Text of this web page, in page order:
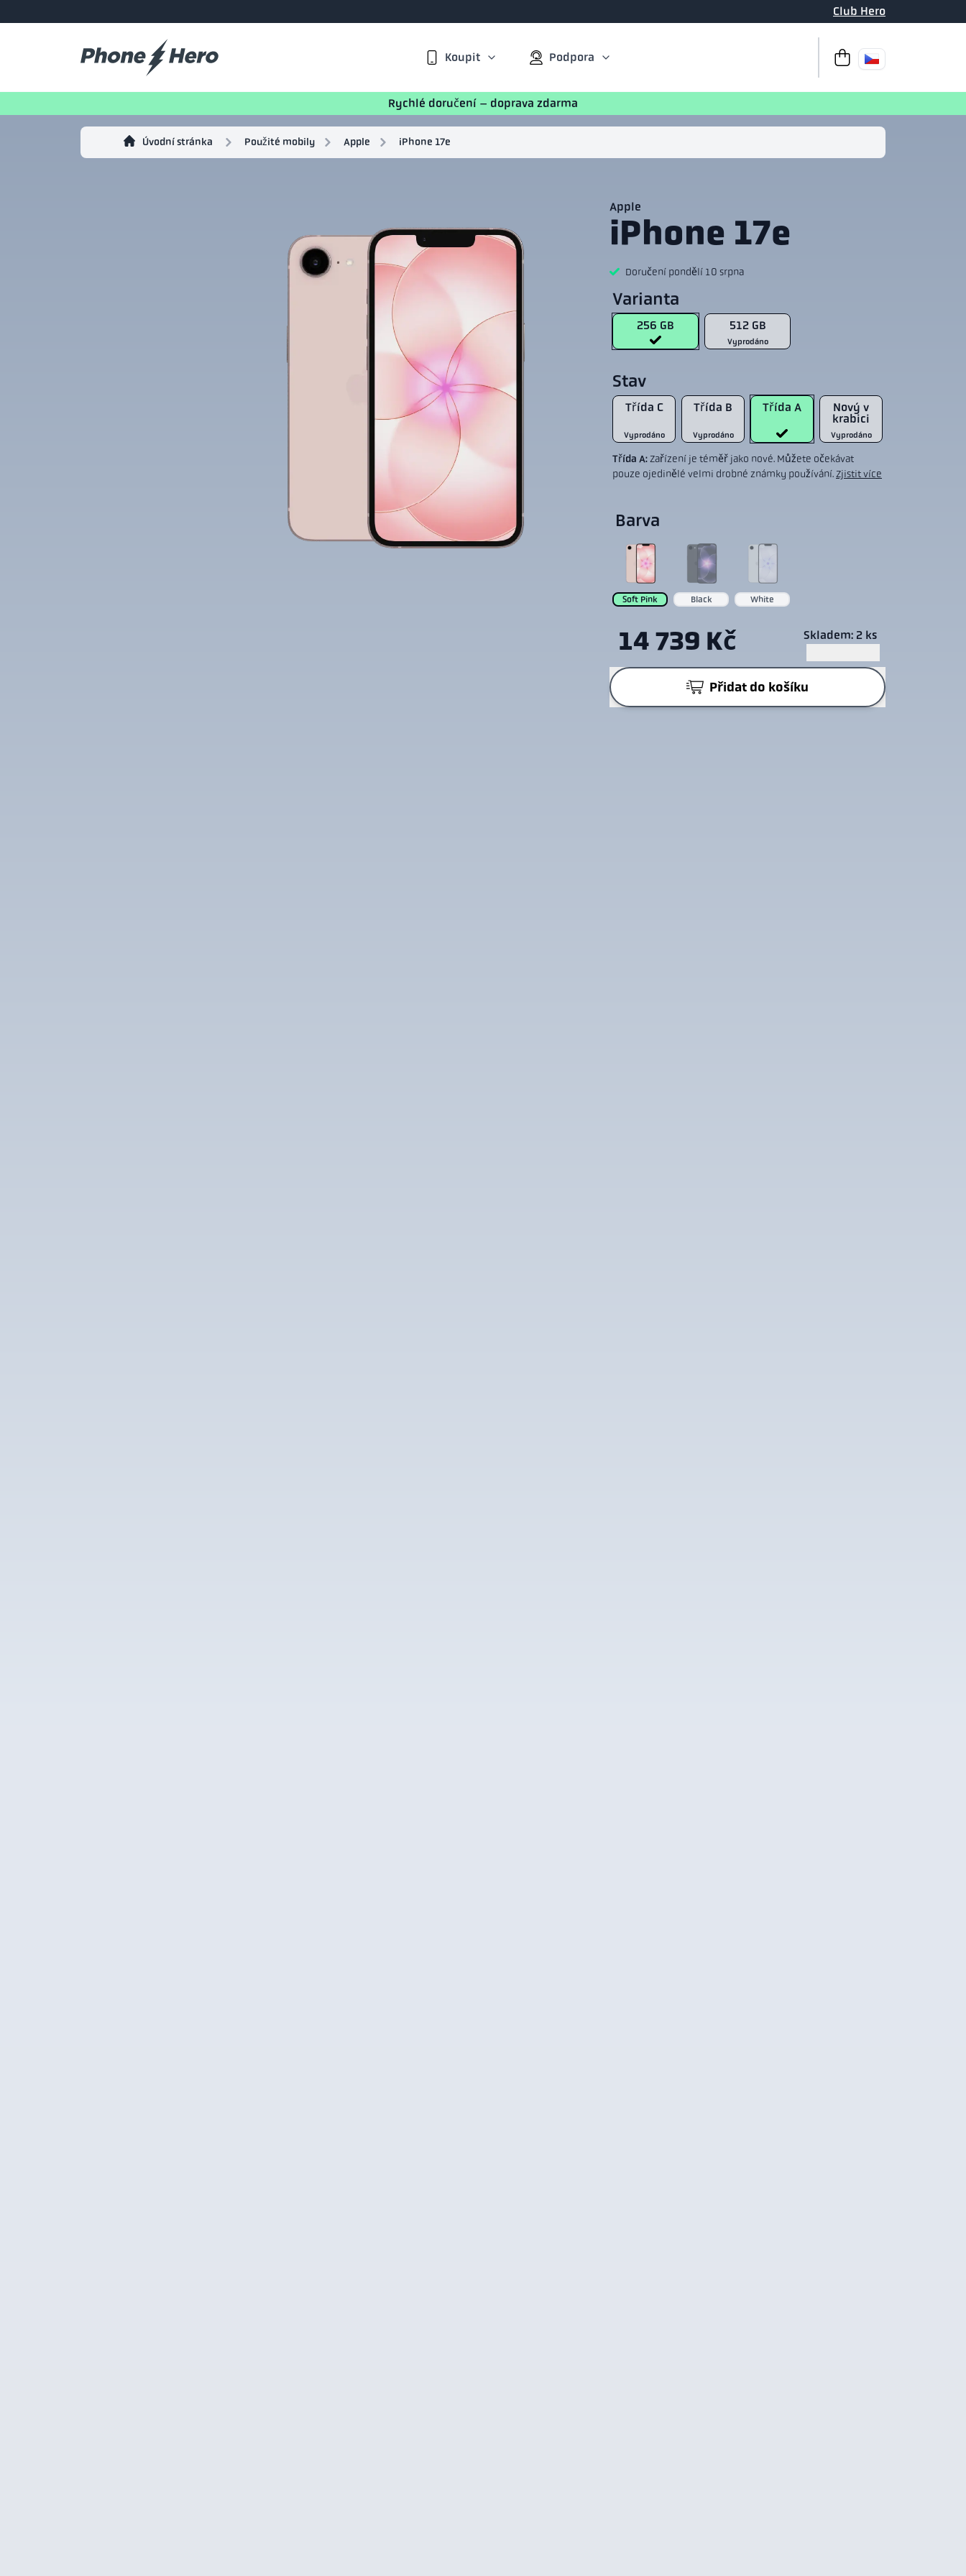
Club Hero
Koupit Podpora
K pokladně Váš košík je
Rychlé doručení – doprava zdarma
Úvodní stránka Použité mobily Apple iPhone 17e
Apple
iPhone 17e
Doručení pondělí 10 srpna
Varianta
256 GB 512 GB
Vyprodáno
Stav
Třída C
Vyprodáno
Třída B
Vyprodáno
Třída A
Nový v
krabici
Vyprodáno
Třída A: Zařízení je téměř jako nové. Můžete očekávat
pouze ojedinělé velmi drobné známky používání. Zjistit více
Barva
Soft Pink Black White
14 739 Kč Skladem: 2 ks
Přidat do košíku